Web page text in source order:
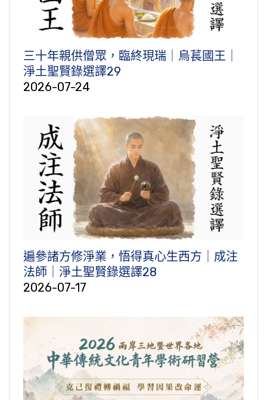
三十年親供僧眾，臨終現瑞｜烏萇國王｜
淨土聖賢錄選譯29
2026-07-24
遍參諸方修淨業，悟得真心生西方｜成注
法師｜淨土聖賢錄選譯28
2026-07-17